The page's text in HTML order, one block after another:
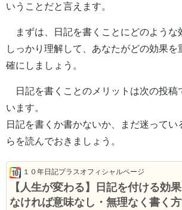
いうことだと言えます。
まずは、日記を書くことにどのような
しっかり理解して、あなたがどの効果を
確にしましょう。
日記を書くことのメリットは次の投稿
います。
日記を書くか書かないか、まだ迷ってい
らを読んでおきましょう。
１０年日記プラスオフィシャルページ
【人生が変わる】日記を付ける効
なければ意味なし・無理なく書く